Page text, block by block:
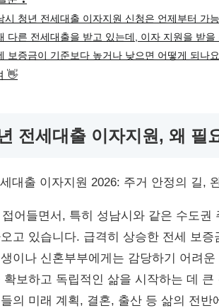
시 청년 전세대출 이자지원 신청은 언제부터 가
다른 전세대출을 받고 있는데, 이자 지원을 받을
보증금이 기준보다 높거나 낮으면 어떻게 되나
👋
전세대출 이자지원, 왜 필
어들면서, 특히 성남시와 같은 수도
고 있습니다. 급격히 상승한 전세 보
이나 신혼부부에게는 감당하기 어려
확보하고 독립적인 삶을 시작하는 데
의 미래 계획, 결혼, 출산 등 삶의 전